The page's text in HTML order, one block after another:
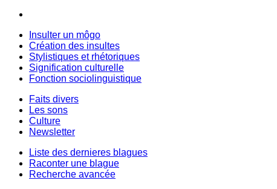
Insulter un môgo
Création des insultes
Stylistiques et rhétoriques
Signification culturelle
Fonction sociolinguistique
Faits divers
Les sons
Culture
Newsletter
Liste des dernieres blagues
Raconter une blague
Recherche avancée